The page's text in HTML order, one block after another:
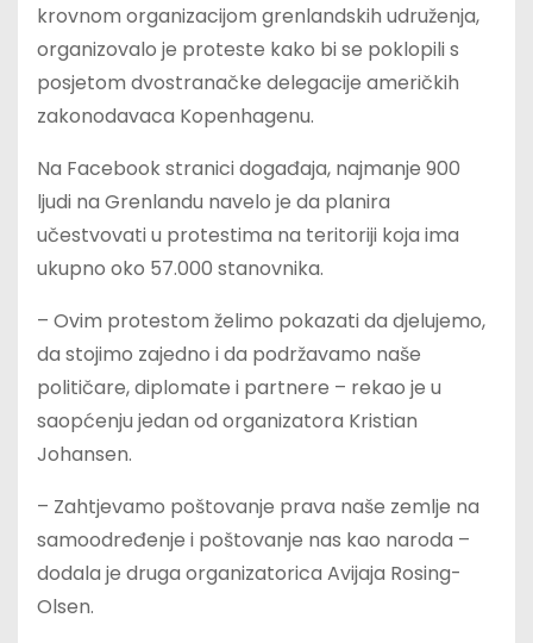
krovnom organizacijom grenlandskih udruženja,
organizovalo je proteste kako bi se poklopili s
posjetom dvostranačke delegacije američkih
zakonodavaca Kopenhagenu.
Na Facebook stranici događaja, najmanje 900
ljudi na Grenlandu navelo je da planira
učestvovati u protestima na teritoriji koja ima
ukupno oko 57.000 stanovnika.
– Ovim protestom želimo pokazati da djelujemo,
da stojimo zajedno i da podržavamo naše
političare, diplomate i partnere – rekao je u
saopćenju jedan od organizatora Kristian
Johansen.
– Zahtjevamo poštovanje prava naše zemlje na
samoodređenje i poštovanje nas kao naroda –
dodala je druga organizatorica Avijaja Rosing-
Olsen.